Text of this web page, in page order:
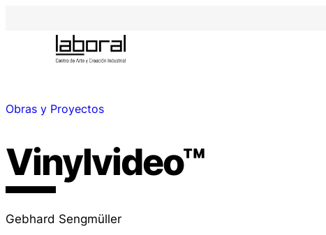
Obras y Proyectos
Vinylvideo™
Gebhard Sengmüller